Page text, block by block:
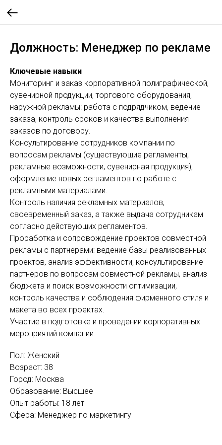
Должность: Менеджер по рекламе
Ключевые навыки
Мониторинг и заказ корпоративной полиграфической,
сувенирной продукции, торгового оборудования,
наружной рекламы: работа с подрядчиком, ведение
заказа, контроль сроков и качества выполнения
заказов по договору.
Консультирование сотрудников компании по
вопросам рекламы (существующие регламенты,
рекламные возможности, сувенирная продукция),
оформление новых регламентов по работе с
рекламными материалами.
Контроль наличия рекламных материалов,
своевременный заказ, а также выдача сотрудникам
согласно действующих регламентов.
Проработка и сопровождение проектов совместной
рекламы с партнерами: ведение базы реализованных
проектов, анализ эффективности, консультирование
партнеров по вопросам совместной рекламы, анализ
бюджета и поиск возможности оптимизации,
контроль качества и соблюдения фирменного стиля и
макета во всех проектах.
Участие в подготовке и проведении корпоративных
мероприятий компании.
Пол: Женский
Возраст: 38
Город: Москва
Образование: Высшее
Опыт работы: 18 лет
Сфера: Менеджер по маркетингу